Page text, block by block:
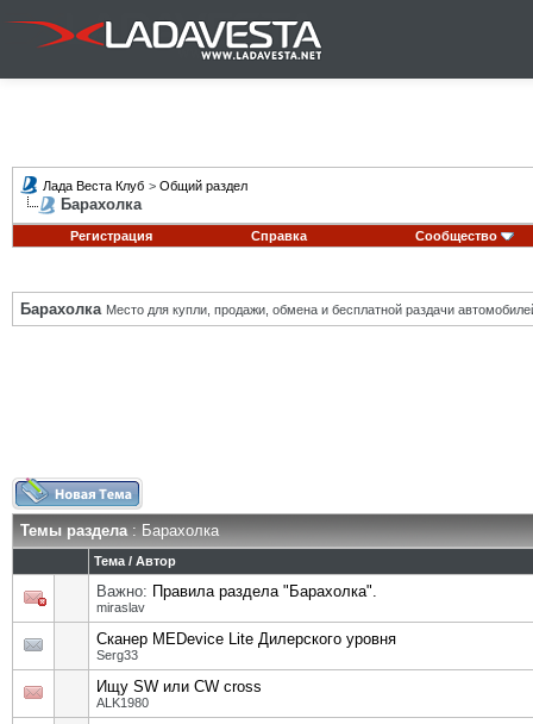
Лада Веста Клуб > Общий раздел
Барахолка
Регистрация Справка Сообщество
Барахолка Место для купли, продажи, обмена и бесплатной раздачи
Темы раздела: Барахолка
Тема / Автор
Важно: Правила раздела "Барахолка".
miraslav
Сканер MEDevice Lite Дилерского уровня
Serg33
Ищу SW или CW cross
ALK1980